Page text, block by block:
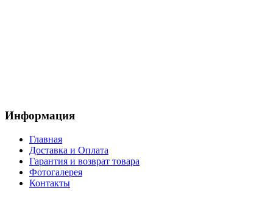
Информация
Главная
Доставка и Оплата
Гарантия и возврат товара
Фотогалерея
Контакты